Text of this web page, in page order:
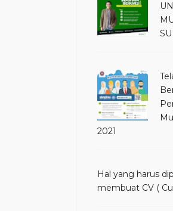
2021
Hal yang harus
membuat CV (